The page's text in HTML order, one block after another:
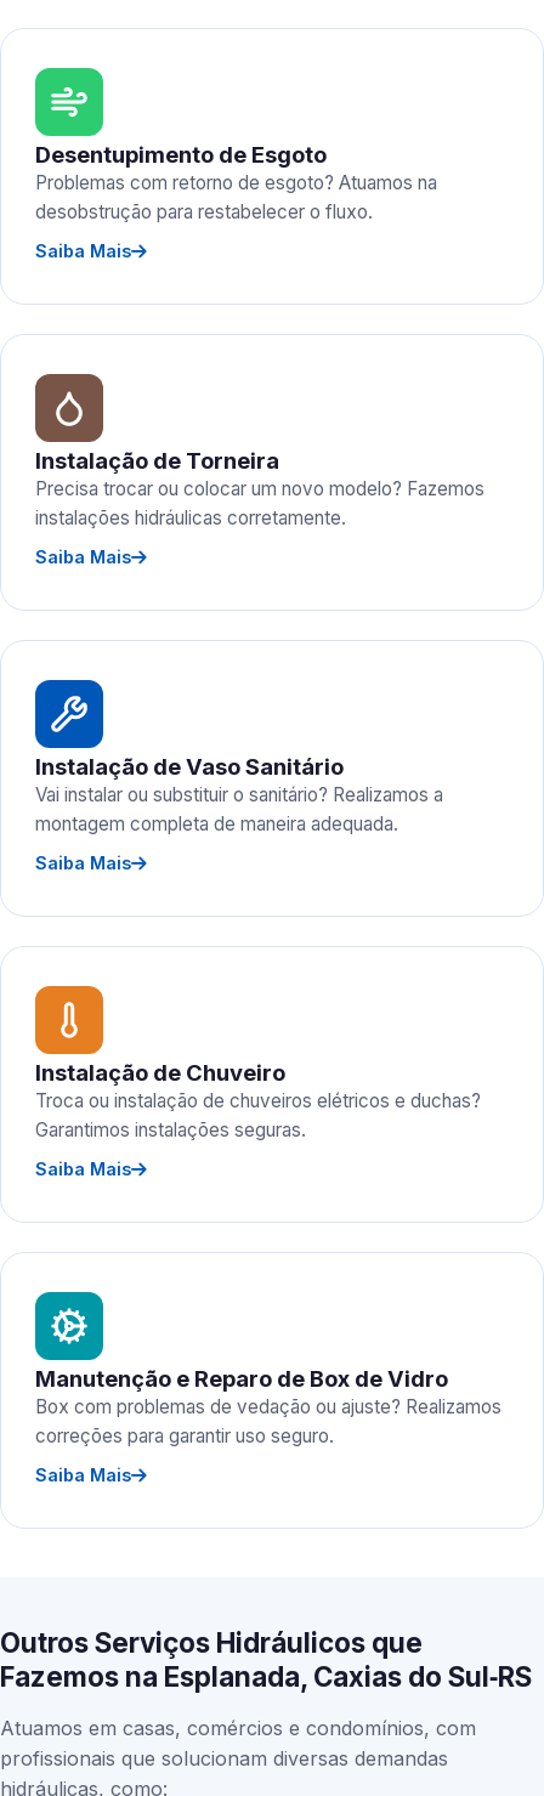
Desentupimento de Esgoto
Problemas com retorno de esgoto? Atuamos na
desobstrução para restabelecer o fluxo.
Saiba Mais
Instalação de Torneira
Precisa trocar ou colocar um novo modelo? Fazemos
instalações hidráulicas corretamente.
Saiba Mais
Instalação de Vaso Sanitário
Vai instalar ou substituir o sanitário? Realizamos a
montagem completa de maneira adequada.
Saiba Mais
Instalação de Chuveiro
Troca ou instalação de chuveiros elétricos e duchas?
Garantimos instalações seguras.
Saiba Mais
Manutenção e Reparo de Box de Vidro
Box com problemas de vedação ou ajuste? Realizamos
correções para garantir uso seguro.
Saiba Mais
Outros Serviços Hidráulicos que
Fazemos na Esplanada, Caxias do Sul‑RS
Atuamos em casas, comércios e condomínios, com
profissionais que solucionam diversas demandas
hidráulicas, como: